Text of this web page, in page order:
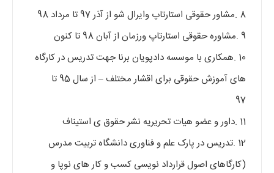
8 .مشاور حقوقی استارتاپ وایرال شو از آذر 97 تا مرداد 98
9 .مشاوره حقوقی استارتاپ ورزمان از آبان 98 تا کنون
10 .همکاری با موسسه دادپویان برنا جهت تدریس در کارگاه
های آموزش حقوقی برای اقشار مختلف – از سال 95 تا
97
11 .داور و عضو هیات تحریریه نشر حقوق ی استیناف
12 .تدریس در پارک علم و فناوری دانشگاه تربیت مدرس
(کارگاهای اصول قرارداد نویسی کسب و کار های نوپا و